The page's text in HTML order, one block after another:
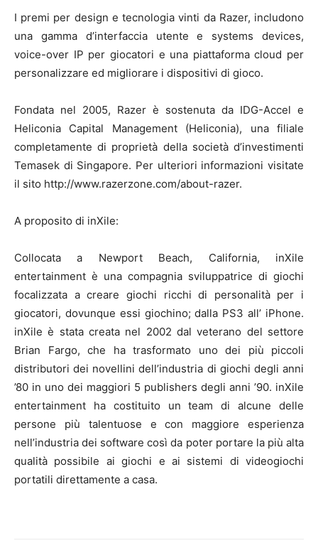
I premi per design e tecnologia vinti da Razer, includono
una gamma d’interfaccia utente e systems devices,
voice-over IP per giocatori e una piattaforma cloud per
personalizzare ed migliorare i dispositivi di gioco.
Fondata nel 2005, Razer è sostenuta da IDG-Accel e
Heliconia Capital Management (Heliconia), una filiale
completamente di proprietà della società d’investimenti
Temasek di Singapore. Per ulteriori informazioni visitate
il sito http://www.razerzone.com/about-razer.
A proposito di inXile:
Collocata a Newport Beach, California, inXile
entertainment è una compagnia sviluppatrice di giochi
focalizzata a creare giochi ricchi di personalità per i
giocatori, dovunque essi giochino; dalla PS3 all’ iPhone.
inXile è stata creata nel 2002 dal veterano del settore
Brian Fargo, che ha trasformato uno dei più piccoli
distributori dei novellini dell’industria di giochi degli anni
’80 in uno dei maggiori 5 publishers degli anni ’90. inXile
entertainment ha costituito un team di alcune delle
persone più talentuose e con maggiore esperienza
nell’industria dei software così da poter portare la più alta
qualità possibile ai giochi e ai sistemi di videogiochi
portatili direttamente a casa.